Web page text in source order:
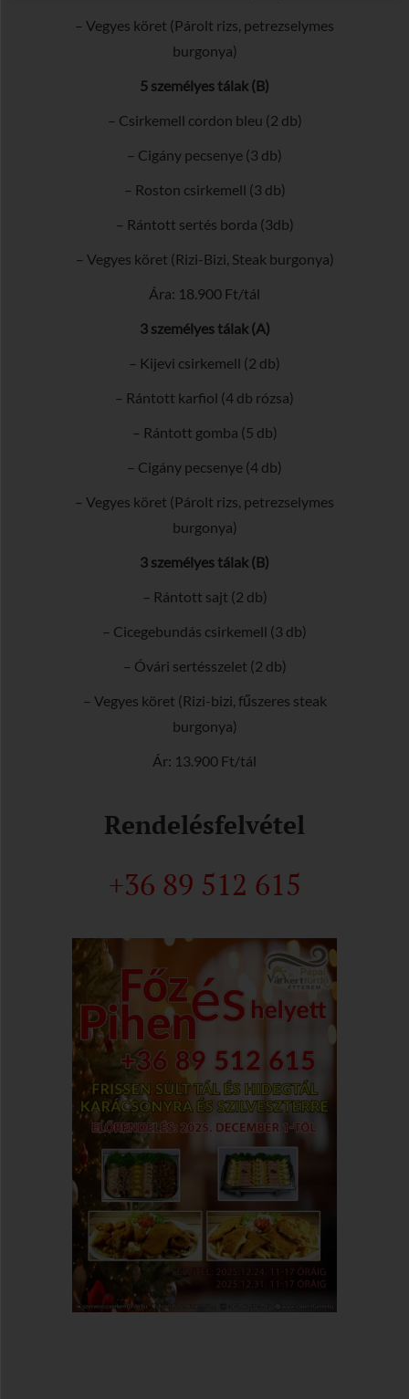
– Vegyes köret (Párolt rizs, petrezselymes
burgonya)
5 személyes tálak (B)
– Csirkemell cordon bleu (2 db)
– Cigány pecsenye (3 db)
– Roston csirkemell (3 db)
– Rántott sertés borda (3db)
– Vegyes köret (Rizi-Bizi, Steak burgonya)
Ára: 18.900 Ft/tál
3 személyes tálak (A)
– Kijevi csirkemell (2 db)
– Rántott karfiol (4 db rózsa)
– Rántott gomba (5 db)
– Cigány pecsenye (4 db)
– Vegyes köret (Párolt rizs, petrezselymes
burgonya)
3 személyes tálak (B)
– Rántott sajt (2 db)
– Cicegebundás csirkemell (3 db)
– Óvári sertésszelet (2 db)
– Vegyes köret (Rizi-bizi, fűszeres steak
burgonya)
Ár: 13.900 Ft/tál
Rendelésfelvétel
+36 89 512 615